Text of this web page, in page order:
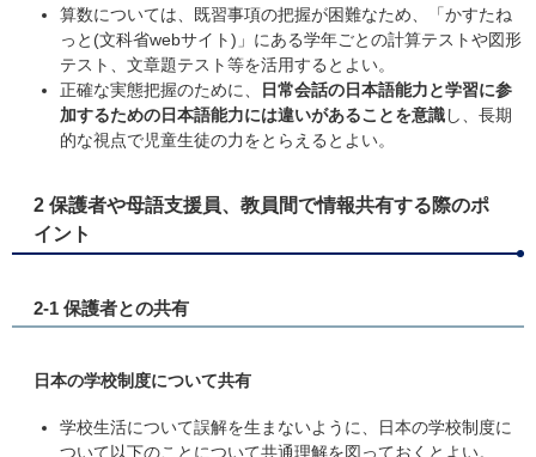
算数については、既習事項の把握が困難なため、「かすたね
っと(文科省webサイト)」にある学年ごとの計算テストや図形
テスト、文章題テスト等を活用するとよい。
正確な実態把握のために、
日常会話の日本語能力と学習に参
加するための日本語能力には違いがあることを意識し、長期
的な視点で児童生徒の力をとらえるとよい。
2 保護者や母語支援員、教員間で情報共有する際のポ
イント
2-1 保護者との共有
日本の学校制度について共有
学校生活について誤解を生まないように、日本の学校制度に
ついて以下のことについて共通理解を図っておくとよい。